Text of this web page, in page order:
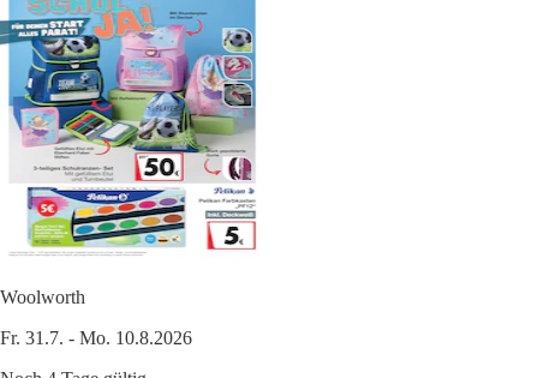
Woolworth
Fr. 31.7. - Mo. 10.8.2026